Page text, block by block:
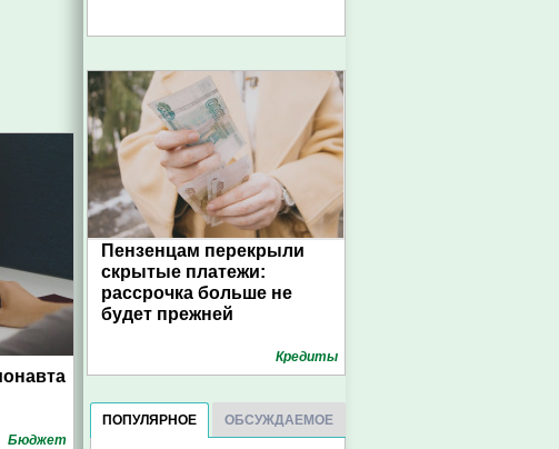
Бюджет
Пензенцам перекрыли
скрытые платежи:
рассрочка больше не
будет прежней
Кредиты
ПОПУЛЯРНОЕ ОБСУЖДАЕМОЕ